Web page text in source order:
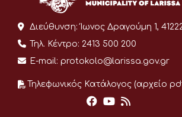
Διεύθυνση: Ίωνος Δραγούμη 1,
Τηλ. Κέντρο: 2413 500 200
E-mail: protokolo@larissa.gov.gr
Τηλεφωνικός Κατάλογος (αρχείο